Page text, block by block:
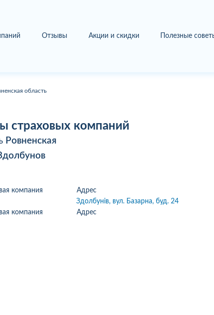
Отзывы Акции и скидки Полезные
область
страховых компаний
Ровненская
компания Адрес
компания Адрес
Здолбунів, вул. Базарна, буд. 24